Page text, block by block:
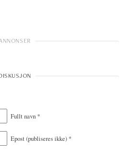
Fullt navn *
Epost(publiseres ikke) *